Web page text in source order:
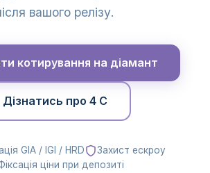
вашого релізу.
котирування на діамант
Дізнатись про 4 C
GIA / IGI / HRD
Захист ескроу
ціни при депозиті